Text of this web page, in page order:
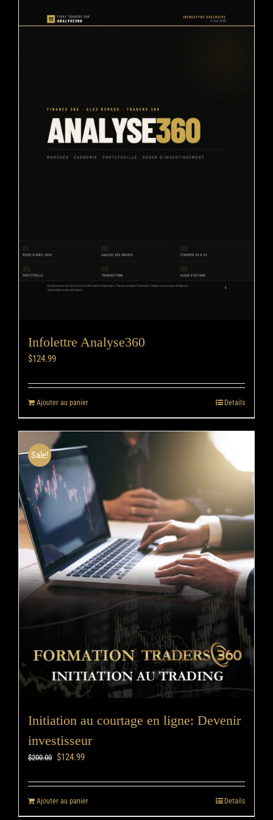
Infolettre Analyse360
$124.99
Ajouter au panier Details
Sale!
Initiation au courtage en ligne: Devenir
investisseur
$200.00 $124.99
Ajouter au panier Details